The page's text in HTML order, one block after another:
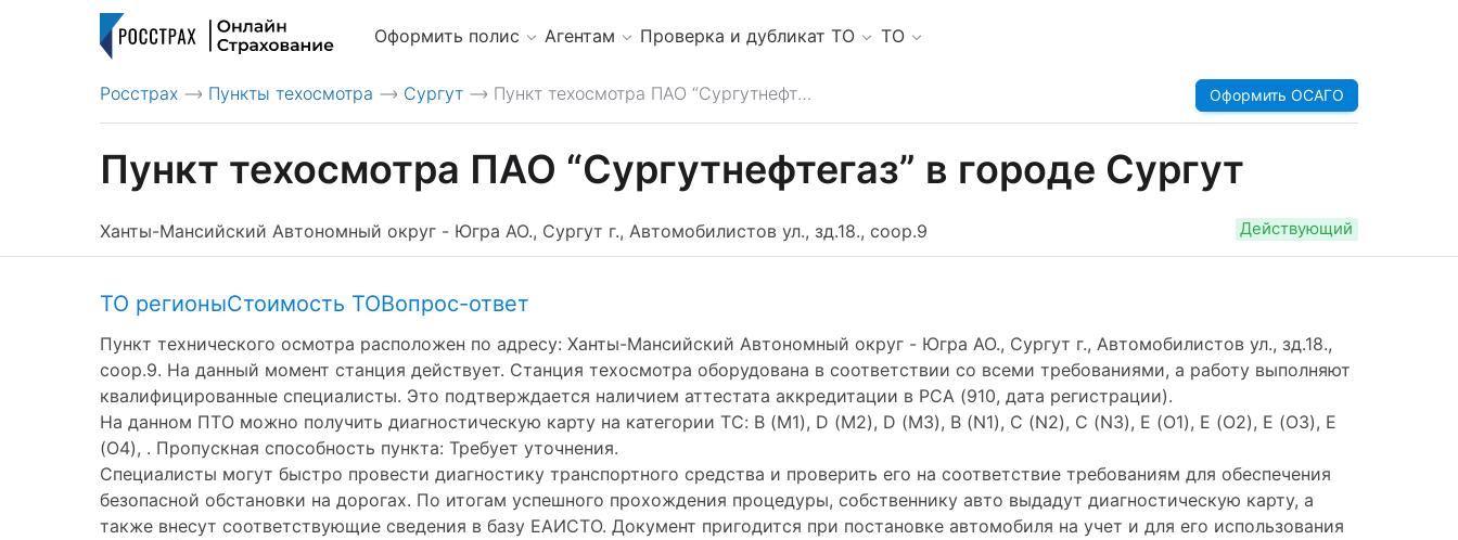
Оформить полис Агентам Проверка и дубликат ТО ТО
Росстрах > Пункты техосмотра > Сургут > Пункт техосмотра ПАО “Сургутнефтегаз” Оформить ОСАГО
Пункт техосмотра ПАО “Сургутнефтегаз” в городе Сургут
Ханты-Мансийский Автономный округ - Югра АО., Сургут г., Автомобилистов ул., зд.18., соор.9 Действующий
ТО регионыСтоимость ТОВопрос-ответ
Пункт технического осмотра расположен по адресу: Ханты-Мансийский Автономный округ - Югра АО., Сургут г., Автомобилистов ул., зд.18.,
соор.9. На данный момент станция действует. Станция техосмотра оборудована в соответствии со всеми требованиями, а работу выполняют
квалифицированные специалисты. Это подтверждается наличием аттестата аккредитации в РСА (910, дата регистрации).
На данном ПТО можно получить диагностическую карту на категории ТС: B (M1), D (M2), D (M3), B (N1), C (N2), C (N3), E (O1), E (O2), E (O3), E
(O4), . Пропускная способность пункта: Требует уточнения.
Специалисты могут быстро провести диагностику транспортного средства и проверить его на соответствие требованиям для обеспечения
безопасной обстановки на дорогах. По итогам успешного прохождения процедуры, собственнику авто выдадут диагностическую карту, а
также внесут соответствующие сведения в базу ЕАИСТО. Документ пригодится при постановке автомобиля на учет и для его использования